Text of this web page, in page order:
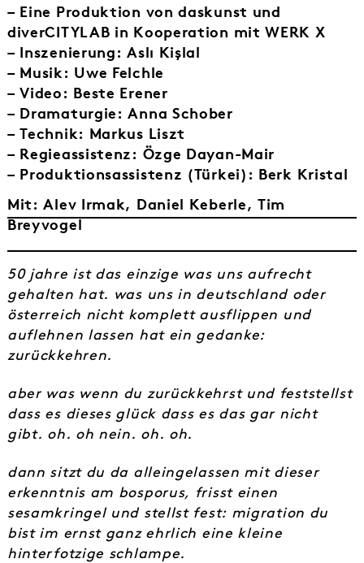
– Eine Produktion von daskunst und
diverCITYLAB in Kooperation mit WERK X
– Inszenierung: Aslı Kişlal
– Musik: Uwe Felchle
– Video: Beste Erener
– Dramaturgie: Anna Schober
– Technik: Markus Liszt
– Regieassistenz: Özge Dayan-Mair
– Produktionsassistenz (Türkei): Berk Kristal
Mit: Alev Irmak, Daniel Keberle, Tim
Breyvogel
50 jahre ist das einzige was uns aufrecht
gehalten hat. was uns in deutschland oder
österreich nicht komplett ausflippen und
auflehnen lassen hat ein gedanke:
zurückkehren.
aber was wenn du zurückkehrst und feststellst
dass es dieses glück dass es das gar nicht
gibt. oh. oh nein. oh. oh.
dann sitzt du da alleingelassen mit dieser
erkenntnis am bosporus, frisst einen
sesamkringel und stellst fest: migration du
bist im ernst ganz ehrlich eine kleine
hinterfotzige schlampe.